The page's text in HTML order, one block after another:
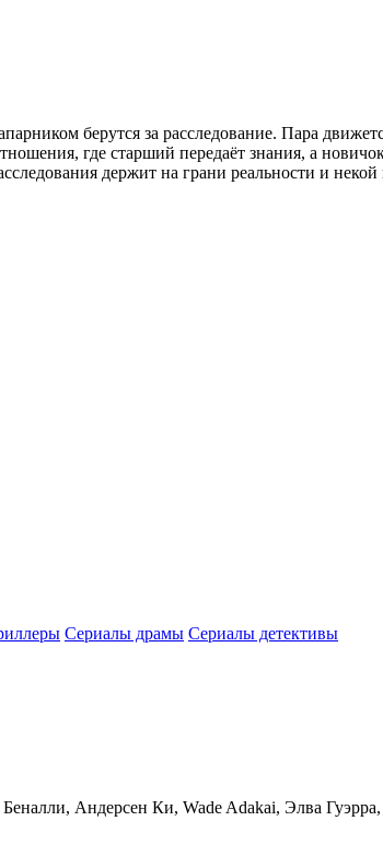
берутся за расследование. Пара
где старший передаёт знания, а
держит на грани реальности и
Сериалы драмы Сериалы детективы
Андерсен Ки, Wade Adakai, Элва